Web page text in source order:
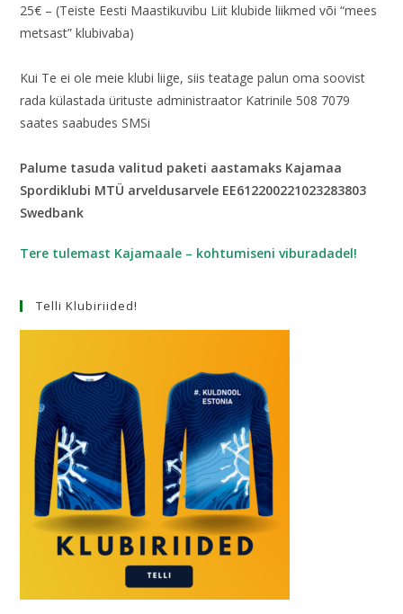
25€ – (Teiste Eesti Maastikuvibu Liit klubide liikmed või “mees
metsast” klubivaba)
Kui Te ei ole meie klubi liige, siis teatage palun oma soovist
rada külastada ürituste administraator Katrinile 508 7079
saates saabudes SMSi
Palume tasuda valitud paketi aastamaks Kajamaa
Spordiklubi MTÜ arveldusarvele EE612200221023283803
Swedbank
Tere tulemast Kajamaale – kohtumiseni viburadadel!
Telli Klubiriided!